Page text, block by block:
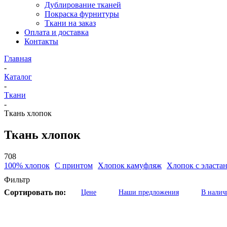
Дублирование тканей
Покраска фурнитуры
Ткани на заказ
Оплата и доставка
Контакты
Главная
-
Каталог
-
Ткани
-
Ткань хлопок
Ткань хлопок
708
100% хлопок С принтом Хлопок камуфляж
Хлопок с
Фильтр
Сортировать по:
Цене Наши предложения В